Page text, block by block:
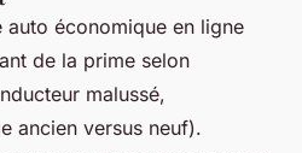
auto économique en ligne
de la prime selon
malussé,
ancien versus neuf).